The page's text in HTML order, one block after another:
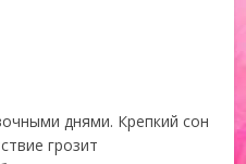
днями. Крепкий сон
грозит